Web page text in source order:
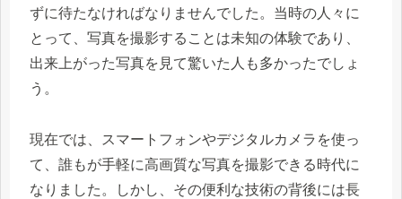
ずに待たなければなりませんでした。当時の人々に
とって、写真を撮影することは未知の体験であり、
出来上がった写真を見て驚いた人も多かったでしょ
う。
現在では、スマートフォンやデジタルカメラを使っ
て、誰もが手軽に高画質な写真を撮影できる時代に
なりました。しかし、その便利な技術の背後には長